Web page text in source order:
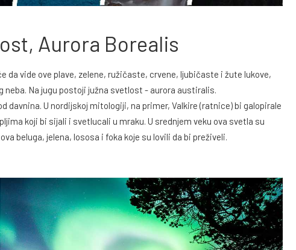
Aurora Borealis
da vide ove plave, zelene, ružičaste, crvene, ljubičaste i žute lukove,
neba. Na jugu postoji južna svetlost - aurora austiralis.
U nordijskoj mitologiji, na primer, Valkire (ratnice) bi galopirale
koji bi sijali i svetlucali u mraku. U srednjem veku ova svetla su
beluga, jelena, lososa i foka koje su lovili da bi preživeli.